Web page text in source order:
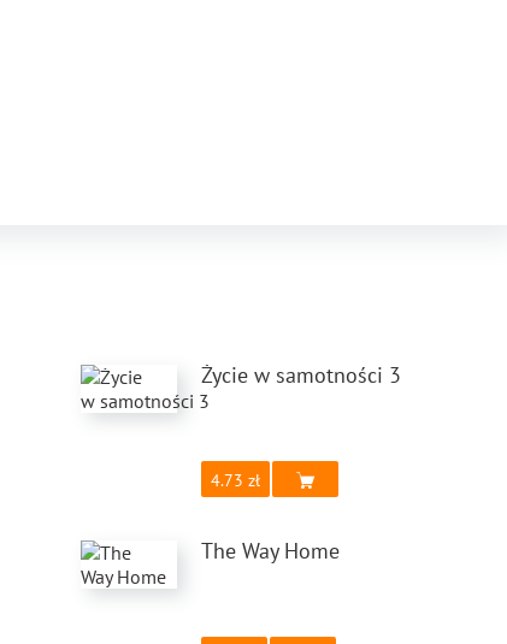
Życie w samotności 3
4.73
The Way Home